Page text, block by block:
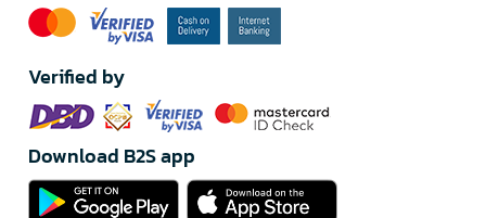
Verified by
Download B2S app